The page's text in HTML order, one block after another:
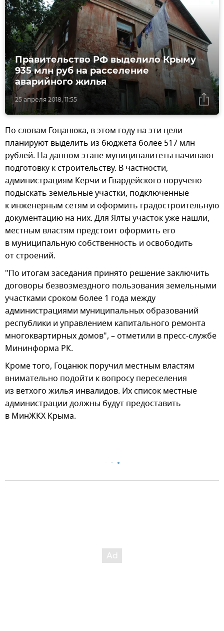
25 апреля 2018, 11:55
Правительство РФ выделило Крыму
935 млн руб на расселение
аварийного жилья
По словам Гоцанюка, в этом году на эти цели
планируют выделить из бюджета более 517 млн
рублей. На данном этапе муниципалитеты начинают
подготовку к строительству. В частности,
администрациям Керчи и Гвардейского поручено
подыскать земельные участки, подключенные
к инженерным сетям и оформить градостроительную
документацию на них. Для Ялты участок уже нашли,
местным властям предстоит оформить его
в муниципальную собственность и освободить
от строений.
"По итогам заседания принято решение заключить
договоры безвозмездного пользования земельными
участками сроком более 1 года между
администрациями муниципальных образований
республики и управлением капитального ремонта
многоквартирных домов", – отметили в пресс-службе
Мининформа РК.
Кроме того, Гоцанюк поручил местным властям
внимательно подойти к вопросу переселения
из ветхого жилья инвалидов. Их список местные
администрации должны будут предоставить
в МинЖКХ Крыма.